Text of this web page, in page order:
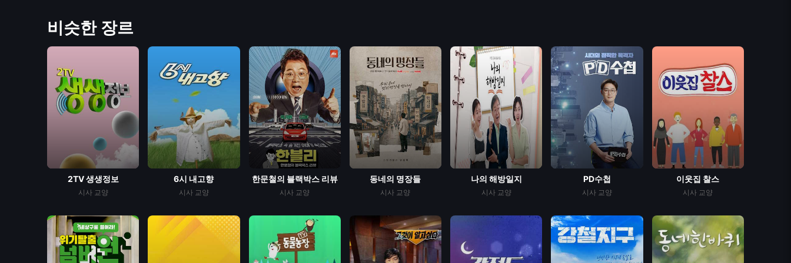
비슷한 장르
2TV 생생정보
시사 교양
6시 내고향
시사 교양
한문철의 블랙박스 리뷰
시사 교양
동네의 명장들
시사 교양
나의 해방일지
시사 교양
PD수첩
시사 교양
이웃집 찰스
시사 교양